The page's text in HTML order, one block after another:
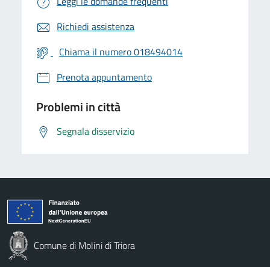
Richiedi assistenza
Chiama il numero 018494014
Prenota appuntamento
Problemi in città
Segnala disservizio
Comune di Molini di Triora